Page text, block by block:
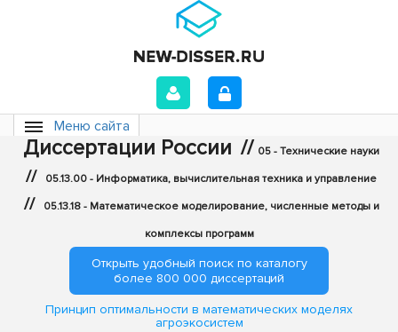
Меню сайта
Диссертации России // 05 - Технические науки
// 05.13.00 - Информатика, вычислительная техника и управление
// 05.13.18 - Математическое моделирование, численные методы и
комплексы программ
Открыть удобный поиск по каталогу
более 800 000 диссертаций
Принцип оптимальности в математических моделях
агроэкосистем